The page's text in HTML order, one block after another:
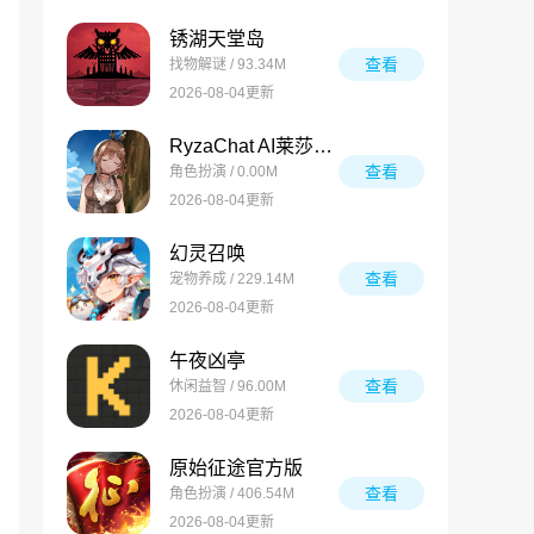
锈湖天堂岛
找物解谜 / 93.34M
2026-08-04更新
查看
RyzaChat AI莱莎与你共创的专属夏日梦物语
角色扮演 / 0.00M
2026-08-04更新
查看
幻灵召唤
宠物养成 / 229.14M
2026-08-04更新
查看
午夜凶亭
休闲益智 / 96.00M
2026-08-04更新
查看
原始征途官方版
角色扮演 / 406.54M
2026-08-04更新
查看